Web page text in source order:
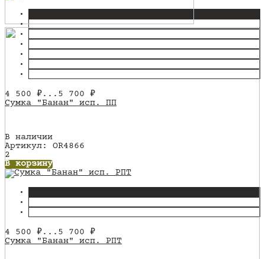
4 500 ₽ ... 5 700 ₽
Сумка "Банан" исп. ПП
В наличии
Артикул: OR4866
2
В корзину
4 500 ₽ ... 5 700 ₽
Сумка "Банан" исп. РПТ